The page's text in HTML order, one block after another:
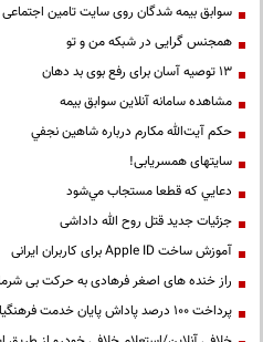
سوابق بیمه شدگان روی سایت تامین اجتماعی
همجنس گرایی در شبکه من و تو
13 توصیه آسان برای رفع بوی بد دهان
مشاهده سامانه آنلاين سوابق بیمه
حكم آيت‌الله مكارم درباره شاهين نجفي
سایتهای همسریابی!
دعايي كه قطعا مستجاب مي‌شود
جزئیات جدید قتل روح الله داداشی
آموزش ساخت Apple ID برای کاربران ایرانی
راز خنده های اصغر فرهادی به حرکت بی
پرداخت ۱۰۰ درصد پاداش پایان خدمت فرهنگیان